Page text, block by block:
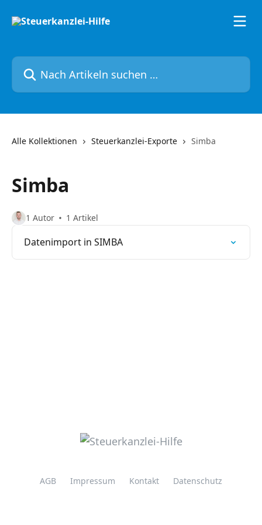
Nach Artikeln suchen …
Alle Kollektionen Steuerkanzlei-Exporte Simba
Simba
1 Autor 1 Artikel
Datenimport in SIMBA
AGB Impressum Kontakt Datenschutz